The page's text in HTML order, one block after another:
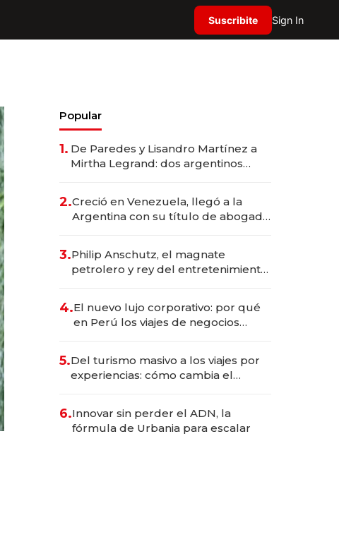
Suscribite Sign In
Popular
1. De Paredes y Lisandro Martínez a
Mirtha Legrand: dos argentinos
2.Creció en Venezuela, llegó a la
Argentina con su título de abogado
marcas "fast premium"
3.Philip Anschutz, el magnate
petrolero y rey del entretenimiento
4.El nuevo lujo corporativo: por qué
en Perú los viajes de negocios
transformadoras
5.Del turismo masivo a los viajes por
experiencias: cómo cambia el
6.Innovar sin perder el ADN, la
fórmula de Urbania para escalar